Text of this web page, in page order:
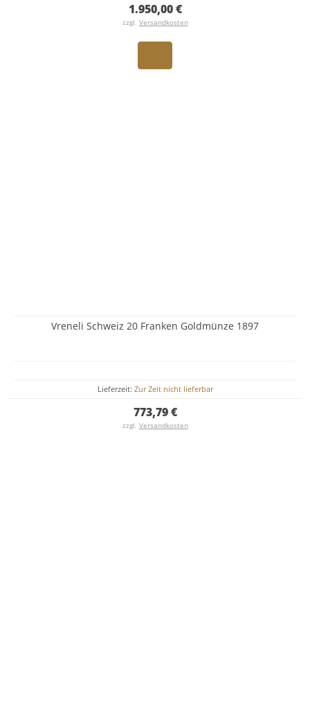
1.950,00 €
zzgl. Versandkosten
Vreneli Schweiz 20 Franken Goldmünze 1897
Lieferzeit: Zur Zeit nicht lieferbar
773,79 €
zzgl. Versandkosten